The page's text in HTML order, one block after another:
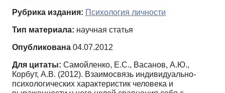
Рубрика издания: Психология личности
Тип материала: научная статья
Опубликована 04.07.2012
Для цитаты: Самойленко, Е.С., Васанов, А.Ю.,
Корбут, А.В. (2012). Взаимосвязь индивидуально-
психологических характеристик человека и